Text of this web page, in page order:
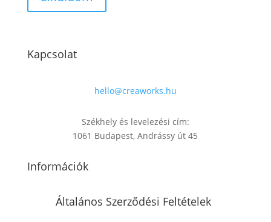
Kapcsolat
hello@creaworks.hu
Székhely és levelezési cím:
1061 Budapest, Andrássy út 45
Információk
Általános Szerződési Feltételek